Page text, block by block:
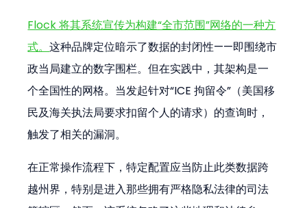
Flock 将其系统宣传为构建“全市范围”网络的一种方
式。这种品牌定位暗示了数据的封闭性——即围绕市
政当局建立的数字围栏。但在实践中，其架构是一
个全国性的网格。当发起针对“ICE 拘留令”（美国移
民及海关执法局要求扣留个人的请求）的查询时，
触发了相关的漏洞。
在正常操作流程下，特定配置应当防止此类数据跨
越州界，特别是进入那些拥有严格隐私法律的司法